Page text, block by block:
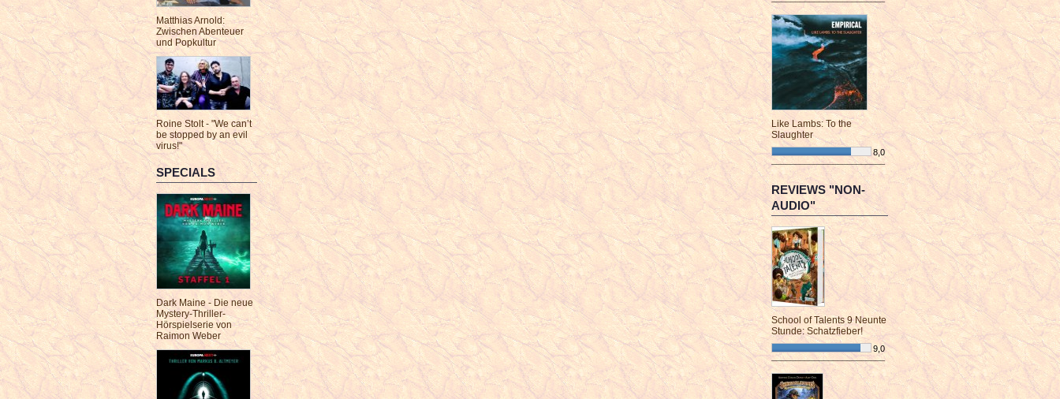
Matthias Arnold:
Zwischen Abenteuer
und Popkultur
Roine Stolt - "We can’t
be stopped by an evil
virus!"
SPECIALS
Dark Maine - Die neue
Mystery-Thriller-
Hörspielserie von
Raimon Weber
¯¯¯¯¯¯¯¯¯¯¯¯¯¯¯¯¯¯¯¯¯¯¯¯
Like Lambs: To the
Slaughter
8,0
¯¯¯¯¯¯¯¯¯¯¯¯¯¯¯¯¯¯¯¯¯¯¯¯
REVIEWS "NON-
AUDIO"
School of Talents 9 Neunte
Stunde: Schatzfieber!
9,0
¯¯¯¯¯¯¯¯¯¯¯¯¯¯¯¯¯¯¯¯¯¯¯¯